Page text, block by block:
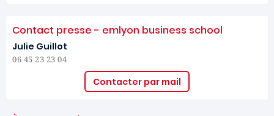
Contact presse - emlyon business school
Julie Guillot
06 45 23 23 04
Contacter par mail